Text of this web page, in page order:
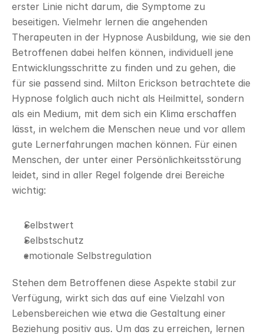
erster Linie nicht darum, die Symptome zu
beseitigen. Vielmehr lernen die angehenden
Therapeuten in der Hypnose Ausbildung, wie sie den
Betroffenen dabei helfen können, individuell jene
Entwicklungsschritte zu finden und zu gehen, die
für sie passend sind. Milton Erickson betrachtete die
Hypnose folglich auch nicht als Heilmittel, sondern
als ein Medium, mit dem sich ein Klima erschaffen
lässt, in welchem die Menschen neue und vor allem
gute Lernerfahrungen machen können. Für einen
Menschen, der unter einer Persönlichkeitsstörung
leidet, sind in aller Regel folgende drei Bereiche
wichtig:
Selbstwert
Selbstschutz
emotionale Selbstregulation
Stehen dem Betroffenen diese Aspekte stabil zur
Verfügung, wirkt sich das auf eine Vielzahl von
Lebensbereichen wie etwa die Gestaltung einer
Beziehung positiv aus. Um das zu erreichen, lernen